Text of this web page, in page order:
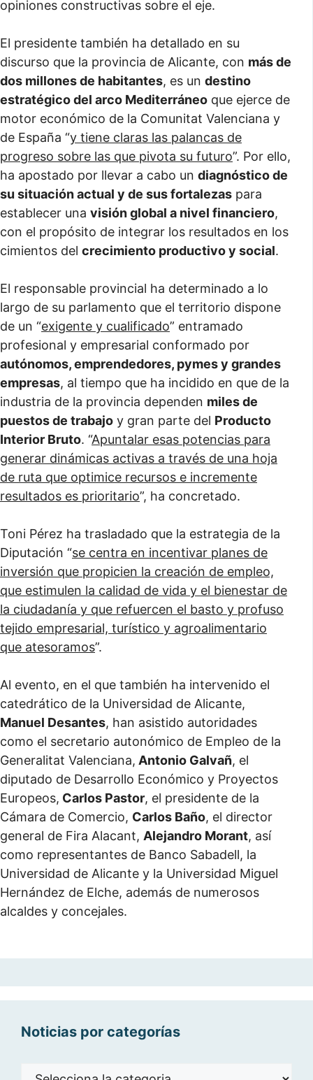
opiniones constructivas sobre el eje.
El presidente también ha detallado en su
discurso que la provincia de Alicante, con más de
dos millones de habitantes, es un destino
estratégico del arco Mediterráneo que ejerce de
motor económico de la Comunitat Valenciana y
de España “y tiene claras las palancas de
progreso sobre las que pivota su futuro”. Por ello,
ha apostado por llevar a cabo un diagnóstico de
su situación actual y de sus fortalezas para
establecer una visión global a nivel financiero,
con el propósito de integrar los resultados en los
cimientos del crecimiento productivo y social.
El responsable provincial ha determinado a lo
largo de su parlamento que el territorio dispone
de un “exigente y cualificado” entramado
profesional y empresarial conformado por
autónomos, emprendedores, pymes y grandes
empresas, al tiempo que ha incidido en que de la
industria de la provincia dependen miles de
puestos de trabajo y gran parte del Producto
Interior Bruto. “Apuntalar esas potencias para
generar dinámicas activas a través de una hoja
de ruta que optimice recursos e incremente
resultados es prioritario”, ha concretado.
Toni Pérez ha trasladado que la estrategia de la
Diputación “se centra en incentivar planes de
inversión que propicien la creación de empleo,
que estimulen la calidad de vida y el bienestar de
la ciudadanía y que refuercen el basto y profuso
tejido empresarial, turístico y agroalimentario
que atesoramos”.
Al evento, en el que también ha intervenido el
catedrático de la Universidad de Alicante,
Manuel Desantes, han asistido autoridades
como el secretario autonómico de Empleo de la
Generalitat Valenciana, Antonio Galvañ, el
diputado de Desarrollo Económico y Proyectos
Europeos, Carlos Pastor, el presidente de la
Cámara de Comercio, Carlos Baño, el director
general de Fira Alacant, Alejandro Morant, así
como representantes de Banco Sabadell, la
Universidad de Alicante y la Universidad Miguel
Hernández de Elche, además de numerosos
alcaldes y concejales.
Noticias por categorías
Noticias